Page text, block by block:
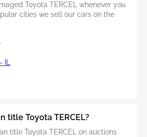
Toyota TERCEL whenever you
cities we sell our cars on the
title Toyota TERCEL?
title Toyota TERCEL on auctions